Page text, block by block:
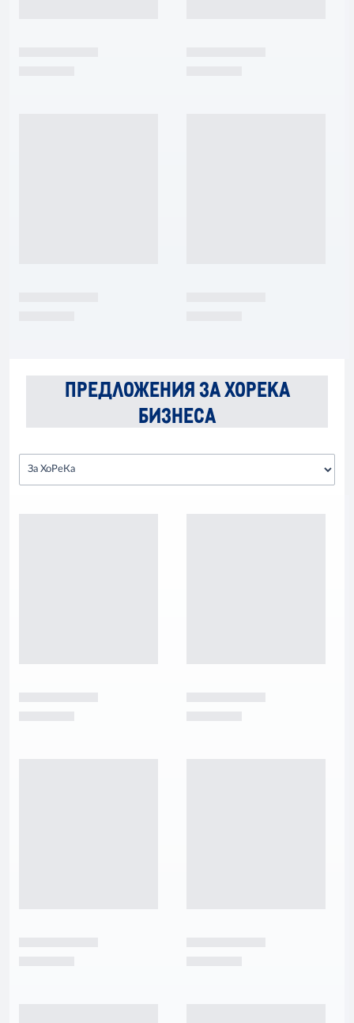
ПРЕДЛОЖЕНИЯ ЗА ХОРЕКА
БИЗНЕСА